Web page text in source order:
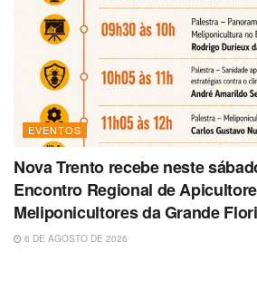
EVENTOS
Nova Trento recebe neste
Encontro Regional de
Meliponicultores da Grande
6 DE AGOSTO DE 2026